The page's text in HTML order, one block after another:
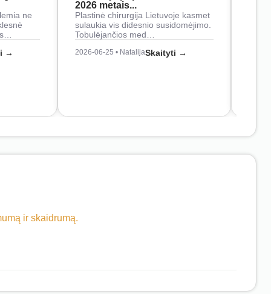
ne
→
2026 metais...
Plastinė chirurgija Lietuvoje kasmet
sulaukia vis didesnio susidomėjimo.
Tobulėjančios med…
2026-06-25 • NatalijaSkaityti →
ir skaidrumą.